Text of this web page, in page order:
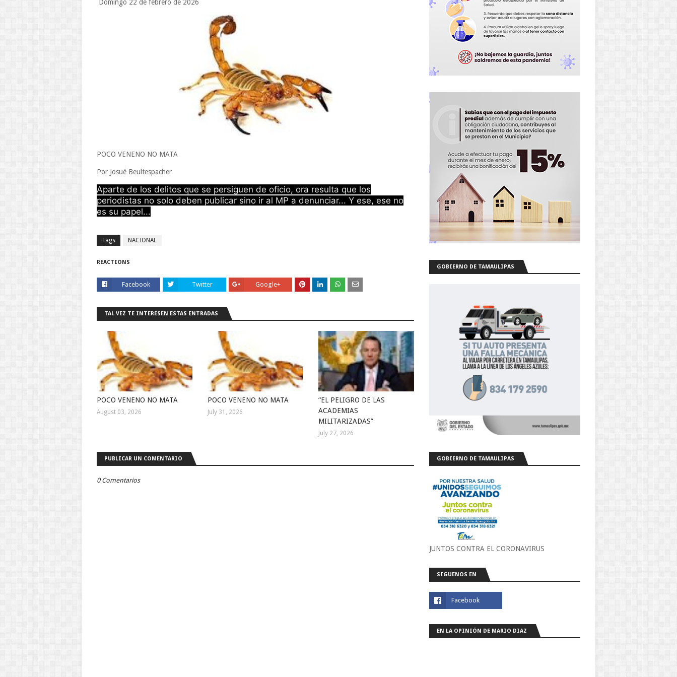
Domingo 22 de febrero de 2026
POCO VENENO NO MATA
Por Josué Beultespacher
Aparte de los delitos que se persiguen de oficio, ora resulta que los
periodistas no solo deben publicar sino ir al MP a denunciar... Y ese, ese no
es su papel...
Tags NACIONAL
REACTIONS
Facebook Twitter Google+
TAL VEZ TE INTERESEN ESTAS ENTRADAS
POCO VENENO NO MATA
August 03, 2026
POCO VENENO NO MATA
July 31, 2026
“EL PELIGRO DE LAS
ACADEMIAS
MILITARIZADAS”
July 27, 2026
PUBLICAR UN COMENTARIO
0 Comentarios
GOBIERNO DE TAMAULIPAS
GOBIERNO DE TAMAULIPAS
JUNTOS CONTRA EL CORONAVIRUS
SIGUENOS EN
EN LA OPINIÓN DE MARIO DIAZ